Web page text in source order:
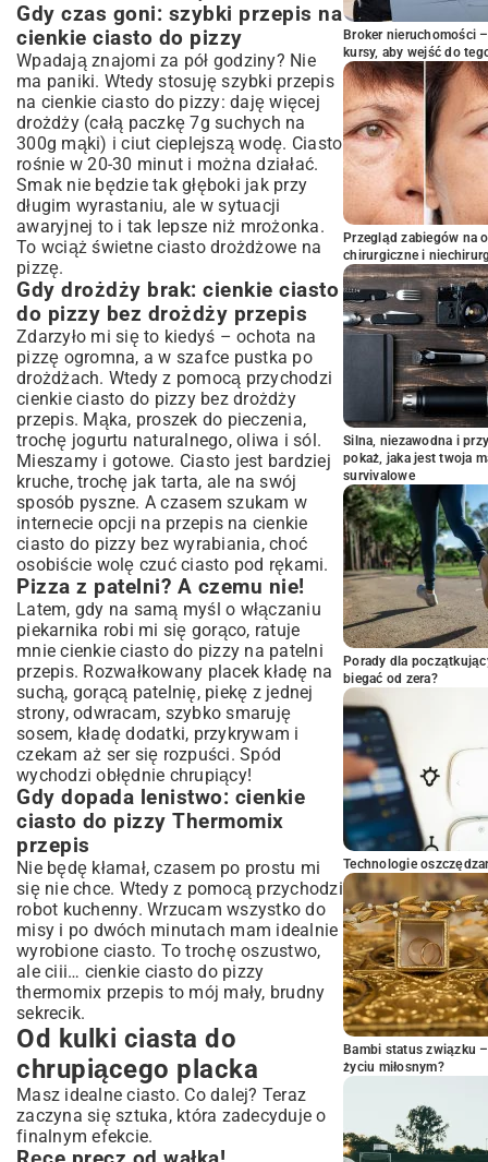
Gdy czas goni: szybki przepis na
cienkie ciasto do pizzy
Wpadają znajomi za pół godziny? Nie
ma paniki. Wtedy stosuję szybki przepis
na cienkie ciasto do pizzy: daję więcej
drożdży (całą paczkę 7g suchych na
300g mąki) i ciut cieplejszą wodę. Ciasto
rośnie w 20-30 minut i można działać.
Smak nie będzie tak głęboki jak przy
długim wyrastaniu, ale w sytuacji
awaryjnej to i tak lepsze niż mrożonka.
To wciąż świetneciasto drożdżowe na
pizzę.
Gdy drożdży brak: cienkie ciasto
do pizzy bez drożdży przepis
Zdarzyło mi się to kiedyś – ochota na
pizzę ogromna, a w szafce pustka po
drożdżach. Wtedy z pomocą przychodzi
cienkie ciasto do pizzy bez drożdży
przepis. Mąka, proszek do pieczenia,
trochę jogurtu naturalnego, oliwa i sól.
Mieszamy i gotowe. Ciasto jest bardziej
kruche, trochę jak tarta, ale na swój
sposób pyszne. A czasem szukam w
internecie opcji na przepis na cienkie
ciasto do pizzy bez wyrabiania, choć
osobiście wolę czuć ciasto pod rękami.
Pizza z patelni? A czemu nie!
Latem, gdy na samą myśl o włączaniu
piekarnika robi mi się gorąco, ratuje
mnie cienkie ciasto do pizzy na patelni
przepis. Rozwałkowany placek kładę na
suchą, gorącą patelnię, piekę z jednej
strony, odwracam, szybko smaruję
sosem, kładę dodatki, przykrywam i
czekam aż ser się rozpuści. Spód
wychodzi obłędnie chrupiący!
Gdy dopada lenistwo: cienkie
ciasto do pizzy Thermomix
przepis
Nie będę kłamał, czasem po prostu mi
się nie chce. Wtedy z pomocą przychodzi
robot kuchenny. Wrzucam wszystko do
misy i po dwóch minutach mam idealnie
wyrobione ciasto. To trochę oszustwo,
ale ciii… cienkie ciasto do pizzy
thermomix przepis to mój mały, brudny
sekrecik.
Od kulki ciasta do
chrupiącego placka
Masz idealne ciasto. Co dalej? Teraz
zaczyna się sztuka, która zadecyduje o
finalnym efekcie.
Broker nieruchomości
kursy, aby wejść do
Przegląd zabiegów na
chirurgiczne i
Silna, niezawodna i
pokaż, jaka jest twoja
survivalowe
Porady dla
biegać od zera?
Technologie
Bambi status związku
życiu miłosnym?